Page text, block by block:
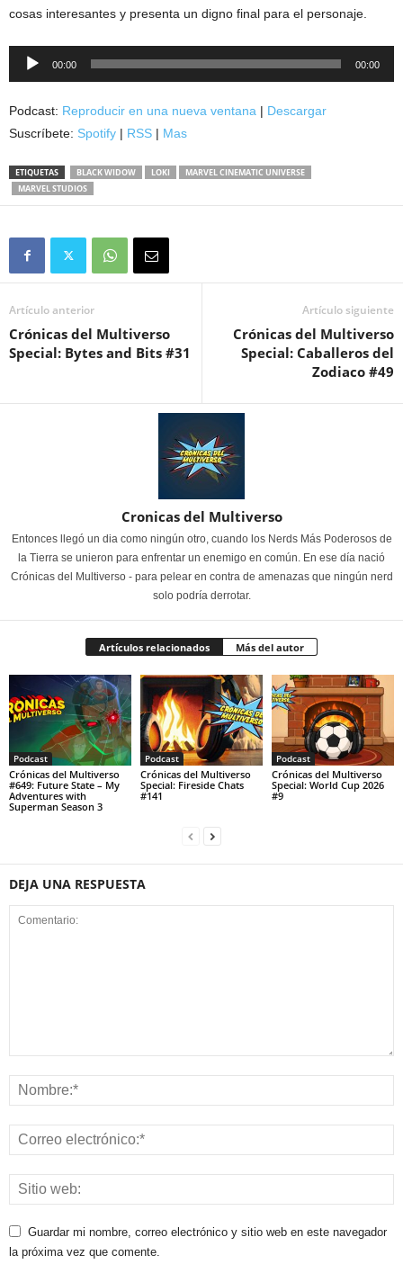
cosas interesantes y presenta un digno final para el personaje.
Reproductor
00:00 00:00
Podcast: Reproducir en una nueva ventana | Descargar
Suscríbete: Spotify | RSS | Mas
ETIQUETAS BLACK WIDOW LOKI
MARVEL CINEMATIC UNIVERSE
MARVEL STUDIOS
Artículo anterior
Crónicas del Multiverso
Special: Bytes and Bits #31
Artículo siguiente
Crónicas del Multiverso
Special: Caballeros del
Zodiaco #49
Cronicas del Multiverso
Entonces llegó un dia como ningún otro, cuando los Nerds Más Poderosos de
la Tierra se unieron para enfrentar un enemigo en común. En ese día nació
Crónicas del Multiverso - para pelear en contra de amenazas que ningún nerd
solo podría derrotar.
Artículos relacionados Más del autor
Podcast
Crónicas del Multiverso
#649: Future State – My
Adventures with
Superman Season 3
Podcast
Crónicas del Multiverso
Special: Fireside Chats
#141
Podcast
Crónicas del Multiverso
Special: World Cup 2026
#9
DEJA UNA RESPUESTA
Guardar mi nombre, correo electrónico y sitio web en este navegador
la próxima vez que comente.